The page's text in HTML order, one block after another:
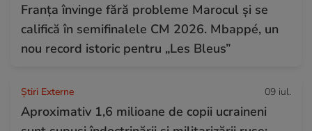
Franța învinge fără probleme Marocul și se
califică în semifinalele CM 2026. Mbappé, un
nou record istoric pentru „Les Bleus”
Știri Externe 09 iul.
Aproximativ 1,6 milioane de copii ucraineni